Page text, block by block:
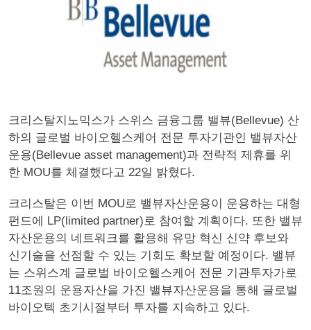
크리스탈지노믹스가 스위스 금융그룹 밸뷰(Bellevue) 산
하의 글로벌 바이오헬스케어 전문 투자기관인 밸뷰자산
운용(Bellevue asset management)과 전략적 제휴를 위
한 MOU를 체결했다고 22일 밝혔다.
크리스탈은 이번 MOU로 밸뷰자산운용이 운용하는 대형
펀드에 LP(limited partner)로 참여할 계획이다. 또한 밸뷰
자산운용의 네트워크를 활용해 유망 혁신 신약 후보와
신기술을 선점할 수 있는 기회도 확보할 예정이다. 밸뷰
는 스위스계 글로벌 바이오헬스케어 전문 기관투자가로
11조원의 운용자산을 가진 밸뷰자산운용을 통해 글로벌
바이오텍 초기시절부터 투자를 지속하고 있다.